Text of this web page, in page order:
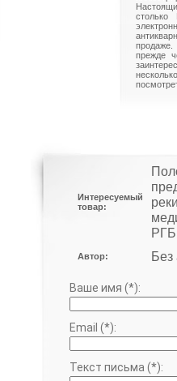
столько
прежде
Интересуемый
товар:
Автор: Без
Ваше имя (*):
Email (*):
Текст письма (*):